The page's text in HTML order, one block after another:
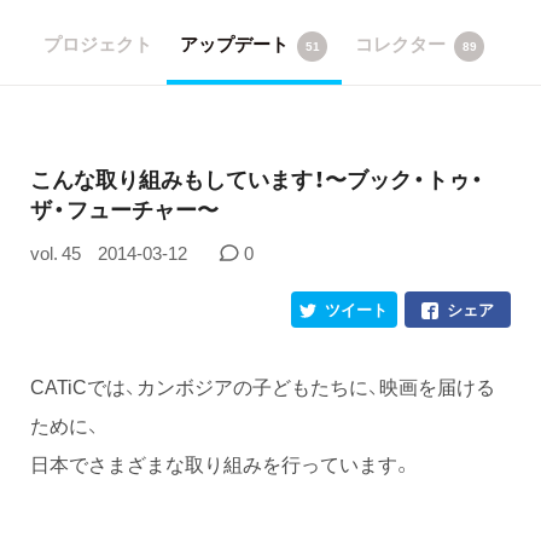
プロジェクト アップデート 51 コレクター 89
こんな取り組みもしています！〜ブック・トゥ・
ザ・フューチャー〜
vol. 45 2014-03-12 0
シェア
ツイート
CATiCでは、カンボジアの子どもたちに、映画を届ける
ために、
日本でさまざまな取り組みを行っています。